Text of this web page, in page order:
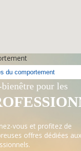
bienêtre pour les
vous et profitez de
offres dédiées aux